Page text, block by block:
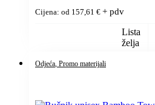
Cijena: od 157,61 € + pdv
Lista
želja
Odjeća, Promo materijali